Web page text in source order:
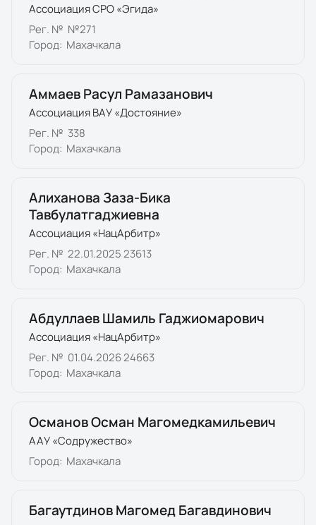
Ассоциация СРО «Эгида»
Рег. № №271
Город: Махачкала
Аммаев Расул Рамазанович
Ассоциация ВАУ «Достояние»
Рег. № 338
Город: Махачкала
Алиханова Заза-Бика
Тавбулатгаджиевна
Ассоциация «НацАрбитр»
Рег. № 22.01.2025 23613
Город: Махачкала
Абдуллаев Шамиль Гаджиомарович
Ассоциация «НацАрбитр»
Рег. № 01.04.2026 24663
Город: Махачкала
Османов Осман Магомедкамильевич
ААУ «Содружество»
Город: Махачкала
Багаутдинов Магомед Багавдинович